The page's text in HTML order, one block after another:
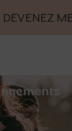
DEVENEZ